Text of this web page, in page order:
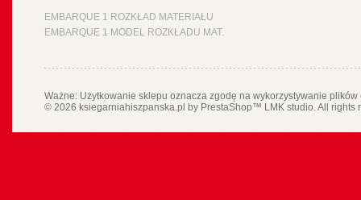
EMBARQUE 1 ROZKŁAD MATERIAŁU
EMBARQUE 1 MODEL ROZKŁADU MAT.
Ważne: Użytkowanie sklepu oznacza zgodę na wykorzystywanie
© 2026 ksiegarniahiszpanska.pl by PrestaShop™ LMK studio. All rights